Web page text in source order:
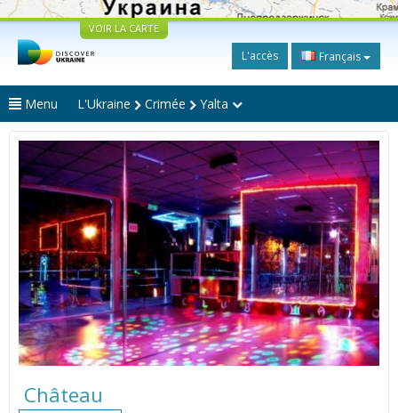
VOIR LA CARTE
L'accès Français
Menu L'Ukraine Crimée Yalta
Château